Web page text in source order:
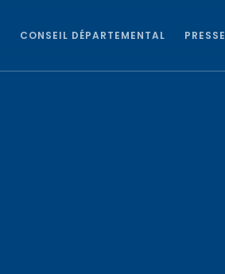
CONSEIL DÉPARTEMENTAL PRESSE